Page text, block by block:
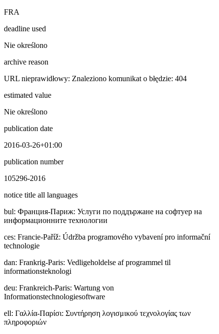
FRA
deadline used
Nie określono
archive reason
URL nieprawidłowy: Znaleziono komunikat o błędzie: 404
estimated value
Nie określono
publication date
2016-03-26+01:00
publication number
105296-2016
notice title all languages
bul: Фpaнция-Париж: Услуги по поддържане на софтуер на
информационните технологии
ces: Francie-Paříž: Údržba programového vybavení pro informační
technologie
dan: Frankrig-Paris: Vedligeholdelse af programmel til
informationsteknologi
deu: Frankreich-Paris: Wartung von
Informationstechnologiesoftware
ell: Γαλλία-Παρίσι: Συντήρηση λογισμικού τεχνολογίας των
πληροφοριών